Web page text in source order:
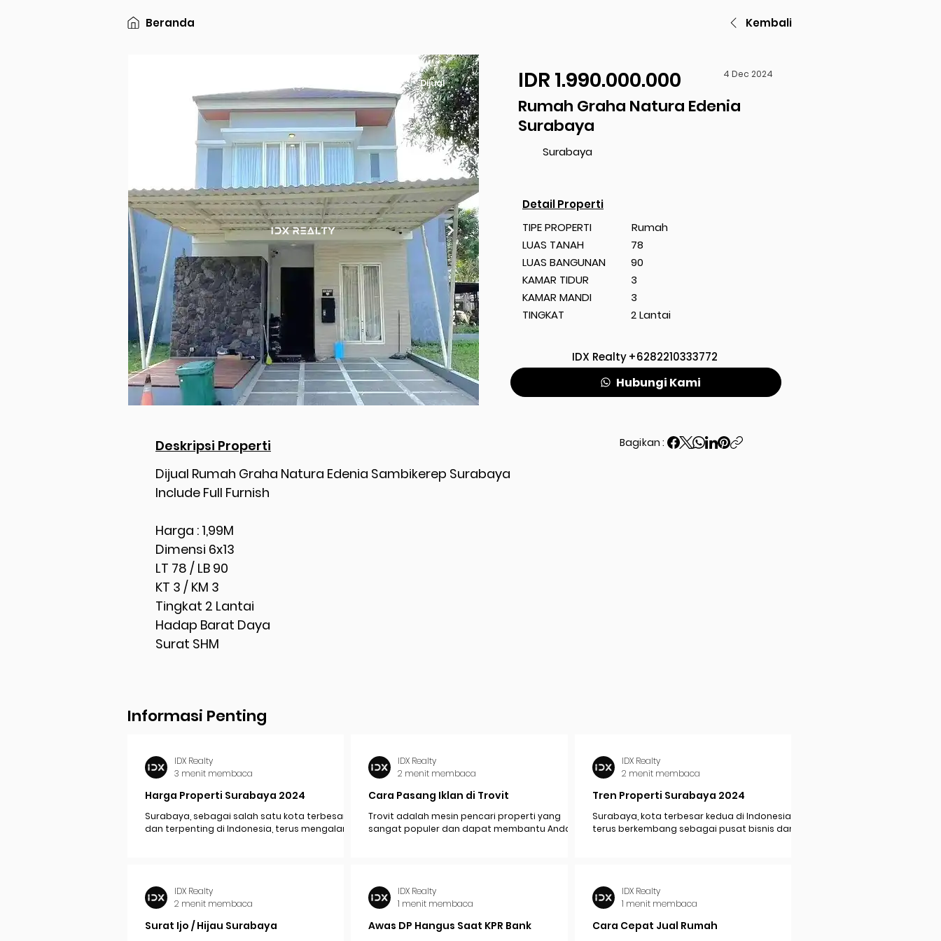
Beranda Kembali
Dijual IDR 1.990.000.000 4 Dec 2024
Rumah Graha Natura Edenia
Surabaya
Surabaya
Detail Properti
TIPE PROPERTI
LUAS TANAH
LUAS BANGUNAN
KAMAR TIDUR
KAMAR MANDI
TINGKAT
Rumah
78
90
3
3
2 Lantai
IDX Realty+6282210333772
Hubungi Kami
Deskripsi Properti Bagikan :
Dijual Rumah Graha Natura Edenia Sambikerep Surabaya
Include Full Furnish
Harga : 1,99M
Dimensi 6x13
LT 78 / LB 90
KT 3 / KM 3
Tingkat 2 Lantai
Hadap Barat Daya
Surat SHM
Informasi Penting
Harga Properti Surabaya 2024
Surabaya, sebagai salah satu kota terbesar
dan terpenting di Indonesia, terus mengalami
IDX Realty
3 menit membaca
Cara Pasang Iklan di Trovit
Trovit adalah mesin pencari properti yang
sangat populer dan dapat membantu Anda
IDX Realty
2 menit membaca
Tren Properti Surabaya 2024
Surabaya, kota terbesar kedua di Indonesia,
terus berkembang sebagai pusat bisnis dan
IDX Realty
2 menit membaca
Surat Ijo / Hijau Surabaya
IDX Realty
2 menit membaca
Awas DP Hangus Saat KPR Bank
IDX Realty
1 menit membaca
Cara Cepat Jual Rumah
IDX Realty
1 menit membaca